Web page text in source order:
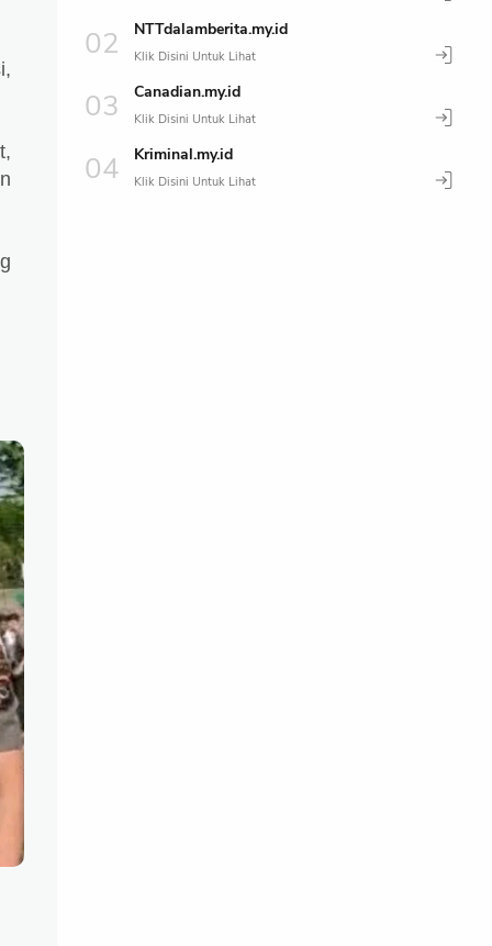
NTTdalamberita.my.id
Canadian.my.id
Kriminal.my.id